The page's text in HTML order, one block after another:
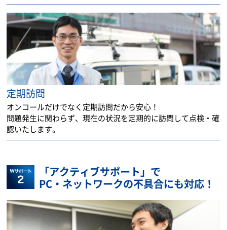
定期訪問
オンコールだけでなく定期訪問だから安心！
問題発生に関わらず、現在の状況を定期的に訪問して点検・確
認いたします。
「アクティブサポート」で
PC・ネットワークの不具合にも対応！